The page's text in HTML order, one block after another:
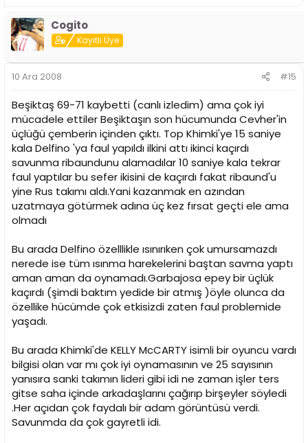
Cogito
Kayıtlı Üye
10 Ara 2008 #15
Beşiktaş 69-71 kaybetti (canlı izledim) ama çok iyi
mücadele ettiler Beşiktaşın son hücumunda Cevher'in
üçlüğü çemberin içinden çıktı. Top Khimki'ye 15 saniye
kala Delfino 'ya faul yapıldı ilkini attı ikinci kaçırdı
savunma ribaundunu alamadılar 10 saniye kala tekrar
faul yaptılar bu sefer ikisini de kaçırdı fakat ribaund'u
yine Rus takımı aldı.Yani kazanmak en azından
uzatmaya götürmek adına üç kez fırsat geçti ele ama
olmadı
Bu arada Delfino özelllikle ısınırıken çok umursamazdı
nerede ise tüm ısınma harekelerini baştan savma yaptı
aman aman da oynamadı.Garbajosa epey bir üçlük
kaçırdı (şimdi baktım yedide bir atmış )öyle olunca da
özellike hücümde çok etkisizdi zaten faul problemide
yaşadı.
Bu arada Khimki'de KELLY McCARTY isimli bir oyuncu vardı
bilgisi olan var mı çok iyi oynamasının ve 25 sayısının
yanısıra sanki takımın lideri gibi idi ne zaman işler ters
gitse saha içinde arkadaşlarını çağırıp birşeyler söyledi
.Her açıdan çok faydalı bir adam görüntüsü verdi.
Savunmda da çok gayretli idi.